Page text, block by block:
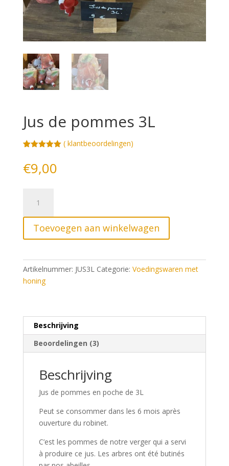
Jus de pommes 3L
gebaseerd
( klantbeoordelingen)
€9,00
pommes
aantal
Toevoegen aan winkelwagen
Artikelnummer: JUS3L Categorie: Voedingswaren met
honing
Beschrijving
Beoordelingen (3)
Beschrijving
Jus de pommes en poche de 3L
Peut se consommer dans les 6 mois après
ouverture du robinet.
C’est les pommes de notre verger qui a servi
à produire ce jus. Les arbres ont été butinés